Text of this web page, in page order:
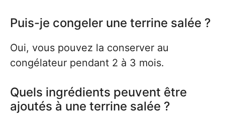
Puis-je congeler une terrine salée ?
Oui, vous pouvez la conserver au
congélateur pendant 2 à 3 mois.
Quels ingrédients peuvent être
ajoutés à une terrine salée ?